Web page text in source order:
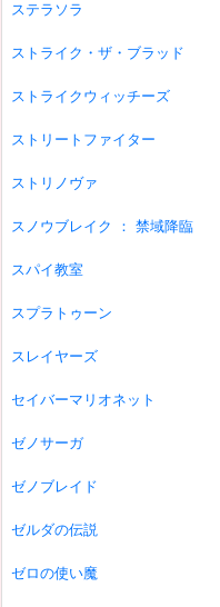
ステラソラ
ストライク・ザ・ブラッド
ストライクウィッチーズ
ストリートファイター
ストリノヴァ
スノウブレイク ： 禁域降臨
スパイ教室
スプラトゥーン
スレイヤーズ
セイバーマリオネット
ゼノサーガ
ゼノブレイド
ゼルダの伝説
ゼロの使い魔